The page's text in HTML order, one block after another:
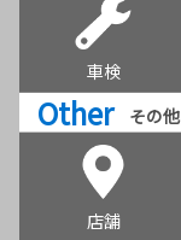
車検
Other その他
店舗